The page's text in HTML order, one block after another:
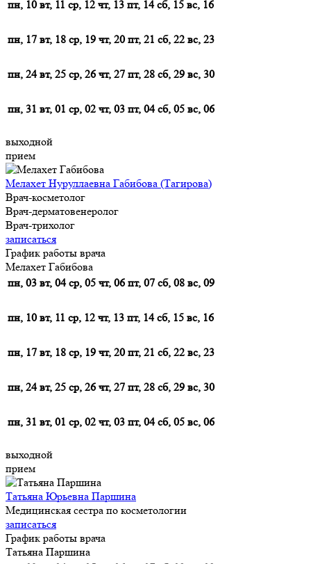
пн, 10 вт, 11 ср, 12 чт, 13 пт, 14 сб, 15 вс, 16
пн, 17 вт, 18 ср, 19 чт, 20 пт, 21 сб, 22 вс, 23
пн, 24 вт, 25 ср, 26 чт, 27 пт, 28 сб, 29 вс, 30
пн, 31 вт, 01 ср, 02 чт, 03 пт, 04 сб, 05 вс, 06
выходной
прием
Мелахет Нуруллаевна Габибова (Тагирова)
Врач-косметолог
Врач-дерматовенеролог
Врач-трихолог
записаться
График работы врача
Мелахет Габибова
пн, 03 вт, 04 ср, 05 чт, 06 пт, 07 сб, 08 вс, 09
пн, 10 вт, 11 ср, 12 чт, 13 пт, 14 сб, 15 вс, 16
пн, 17 вт, 18 ср, 19 чт, 20 пт, 21 сб, 22 вс, 23
пн, 24 вт, 25 ср, 26 чт, 27 пт, 28 сб, 29 вс, 30
пн, 31 вт, 01 ср, 02 чт, 03 пт, 04 сб, 05 вс, 06
выходной
прием
Татьяна Юрьевна Паршина
Медицинская сестра по косметологии
записаться
График работы врача
Татьяна Паршина